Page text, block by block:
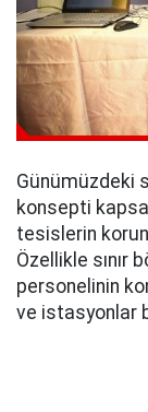
Günümüzdeki
konsepti
tesislerin
Özellikle sınır
personelinin
ve istasyonlar